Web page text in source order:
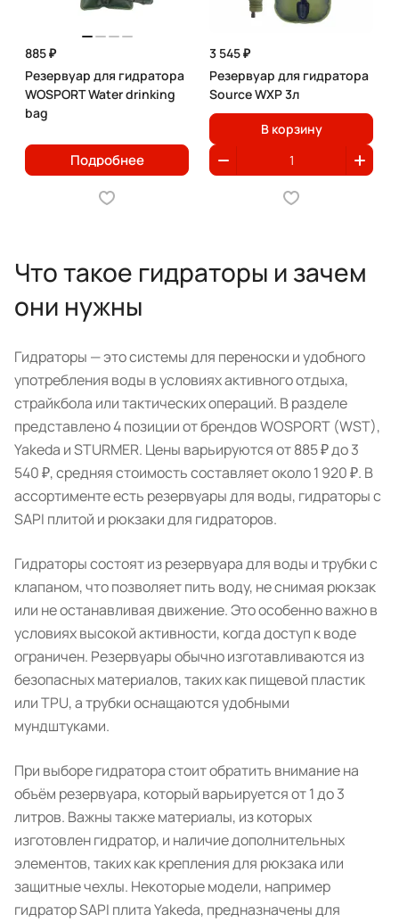
885 ₽
Резервуар для гидратора
WOSPORT Water drinking
bag
Подробнее
3 545 ₽
Резервуар для гидратора
Source WXP 3л
В корзину
Что такое гидраторы и зачем
они нужны
Гидраторы — это системы для переноски и удобного
употребления воды в условиях активного отдыха,
страйкбола или тактических операций. В разделе
представлено 4 позиции от брендов WOSPORT (WST),
Yakeda и STURMER. Цены варьируются от 885 ₽ до 3
540 ₽, средняя стоимость составляет около 1 920 ₽. В
ассортименте есть резервуары для воды, гидраторы с
SAPI плитой и рюкзаки для гидраторов.
Гидраторы состоят из резервуара для воды и трубки с
клапаном, что позволяет пить воду, не снимая рюкзак
или не останавливая движение. Это особенно важно в
условиях высокой активности, когда доступ к воде
ограничен. Резервуары обычно изготавливаются из
безопасных материалов, таких как пищевой пластик
или TPU, а трубки оснащаются удобными
мундштуками.
При выборе гидратора стоит обратить внимание на
объём резервуара, который варьируется от 1 до 3
литров. Важны также материалы, из которых
изготовлен гидратор, и наличие дополнительных
элементов, таких как крепления для рюкзака или
защитные чехлы. Некоторые модели, например
гидратор SAPI плита Yakeda, предназначены для